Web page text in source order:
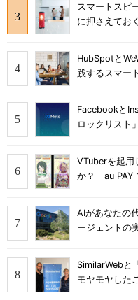
スマートスピ
に押さえてお
HubSpotと
践するスマー
Facebookと
ロックリスト
VTuberを起用
か？ au PAY
AIがあなたの
ージェントの
SimilarWebと
モヤモヤした